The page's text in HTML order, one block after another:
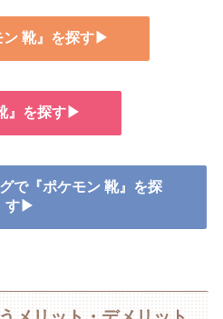
靴』を探す▶
』を探す▶
で『ポケモン 靴』を探
す▶